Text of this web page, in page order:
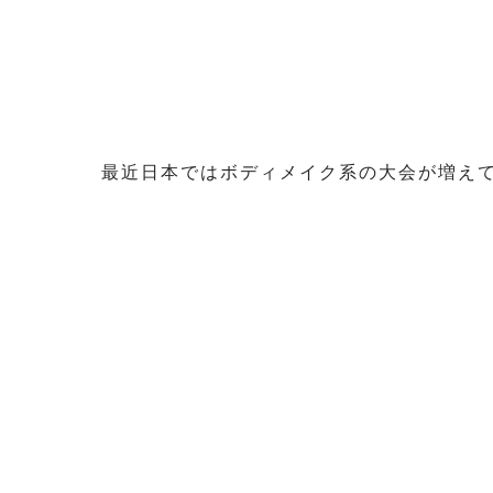
最近日本ではボディメイク系の大会が増え